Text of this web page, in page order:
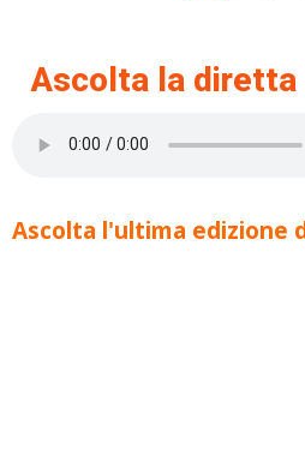
Ascolta la diretta
Ascolta l'ultima edizione